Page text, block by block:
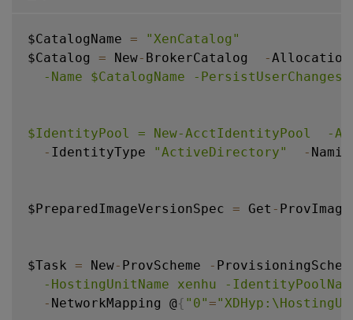
$CatalogName =
"XenCatalog"
$Catalog = New- BrokerCatalog -
-Name $CatalogName -PersistUserChanges
$IdentityPool = New-AcctIdentityPool  -
- IdentityType "ActiveDirectory" -
$PreparedImageVersionSpec = Get -
$Task = New- ProvScheme -
-HostingUnitName xenhu -
- NetworkMapping @{ "0"=